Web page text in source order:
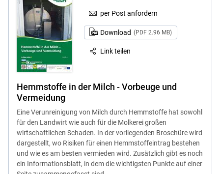
per Post anfordern
Download (PDF 2.96 MB)
Link teilen
Hemmstoffe in der Milch - Vorbeuge und
Vermeidung
Eine Verunreinigung von Milch durch Hemmstoffe hat sowohl
für den Landwirt wie auch für die Molkerei großen
wirtschaftlichen Schaden. In der vorliegenden Broschüre wird
dargestellt, wo Risiken für einen Hemmstoffeintrag bestehen
und wie es am besten vermieden wird. Zusätzlich gibt es noch
ein Informationsblatt, in dem die wichtigsten Punkte auf einer